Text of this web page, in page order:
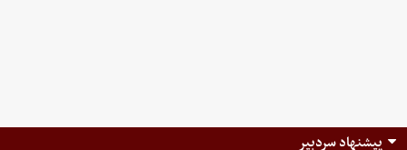
پیشنهاد سردبیر